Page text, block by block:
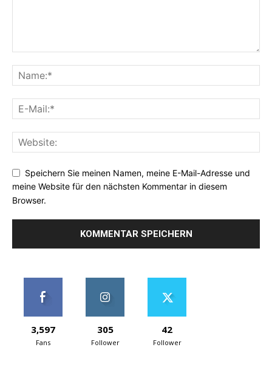
Speichern Sie meinen Namen, meine E-Mail-Adresse und
meine Website für den nächsten Kommentar in diesem
Browser.
3,597
Fans
305
Follower
42
Follower